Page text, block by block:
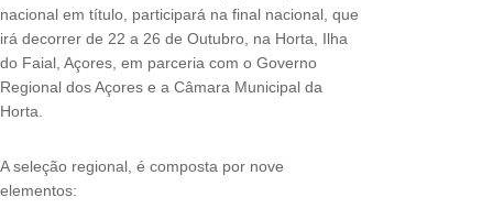
nacional em título, participará na final nacional, que
irá decorrer de 22 a 26 de Outubro, na Horta, Ilha
do Faial, Açores, em parceria com o Governo
Regional dos Açores e a Câmara Municipal da
Horta.
A seleção regional, é composta por nove
elementos: